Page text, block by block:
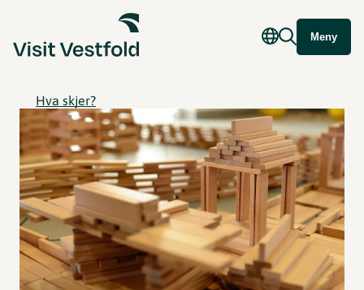
Meny
Hva skjer?